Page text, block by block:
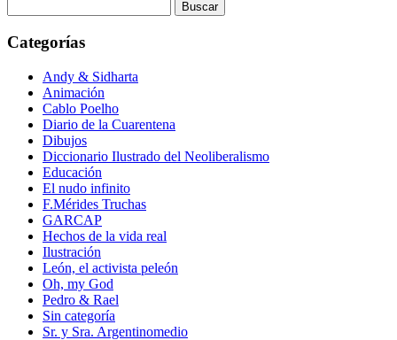
Categorías
Andy & Sidharta
Animación
Cablo Poelho
Diario de la Cuarentena
Dibujos
Diccionario Ilustrado del Neoliberalismo
Educación
El nudo infinito
F.Mérides Truchas
GARCAP
Hechos de la vida real
Ilustración
León, el activista peleón
Oh, my God
Pedro & Rael
Sin categoría
Sr. y Sra. Argentinomedio